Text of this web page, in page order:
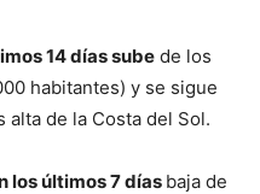
14 días sube de los
habitantes) y se sigue
alta de la Costa del Sol.
los últimos 7 días baja de